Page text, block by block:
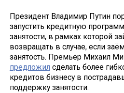
Президент Владимир Путин
запустить кредитную
занятости, в рамках которой
возвращать в случае, если
занятость. Премьер Михаил
предложил сделать более
кредитов бизнесу в
поддержку занятости.